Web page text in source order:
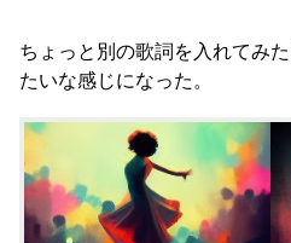
ちょっと別の歌詞を入れてみ
たいな感じになった。